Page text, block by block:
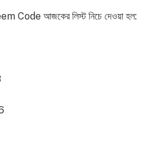
আজকের লিস্ট নিচে দেওয়া হল: